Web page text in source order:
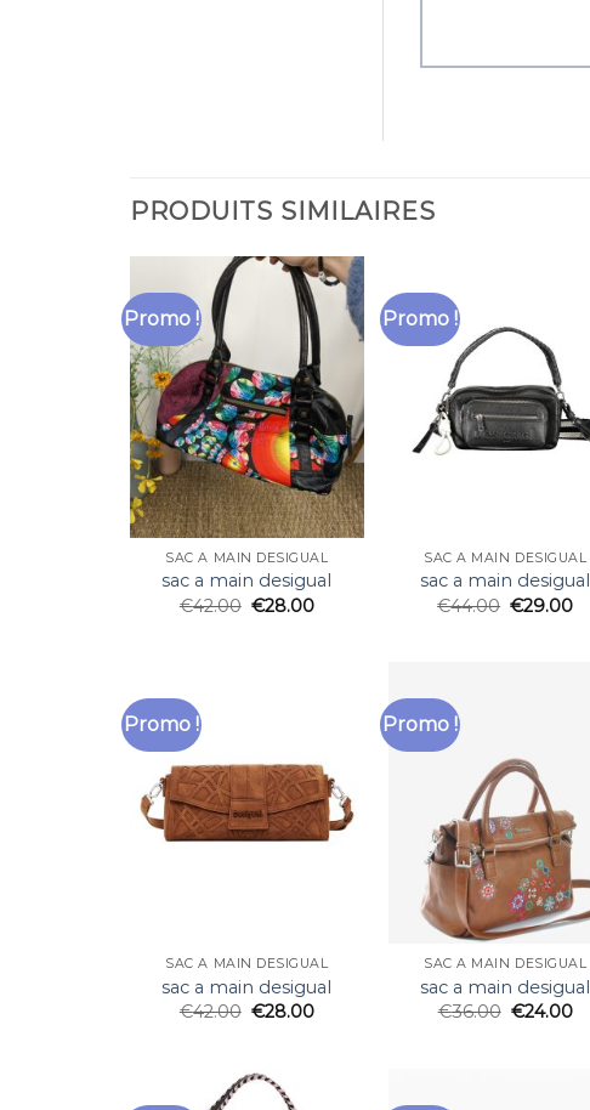
PRODUITS SIMILAIRES
Promo !
SAC A MAIN DESIGUAL
sac a main desigual
€42.00 €28.00
Promo !
SAC A MAIN DESIGUAL
sac a main desigual
€44.00 €29.00
Promo !
SAC A MAIN DESIGUAL
sac a main desigual
€42.00 €28.00
Promo !
SAC A MAIN DESIGUAL
sac a main desigual
€36.00 €24.00